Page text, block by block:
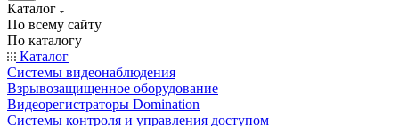
Каталог
По всему сайту
По каталогу
Каталог
Системы видеонаблюдения
Взрывозащищенное оборудование
Видеорегистраторы Domination
Системы контроля и управления доступом